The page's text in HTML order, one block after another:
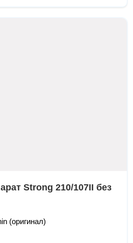
Strong 210/107II без
(оригинал)